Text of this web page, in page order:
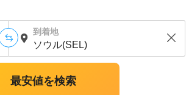
到着地
最安値を検索